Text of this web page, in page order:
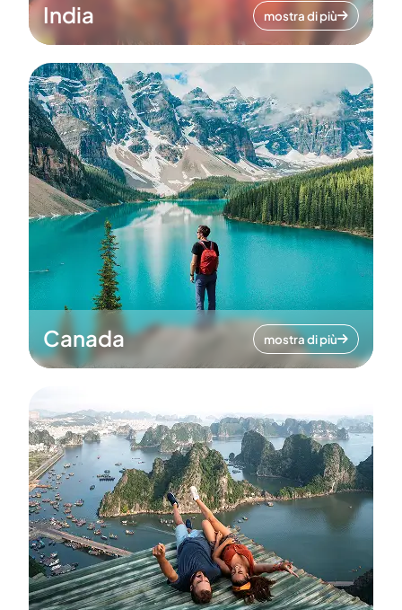
India mostra di più
Canada mostra di più